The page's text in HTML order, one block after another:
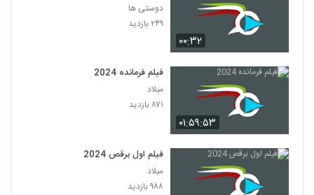
۰۰:۳۲
دوستی ها
۲۴۹ بازدید
۰۱:۵۹:۵۳
فیلم فرمانده 2024
میلاد
۸۷۱ بازدید
فیلم اول برقص 2024
میلاد
۹۸۸ بازدید